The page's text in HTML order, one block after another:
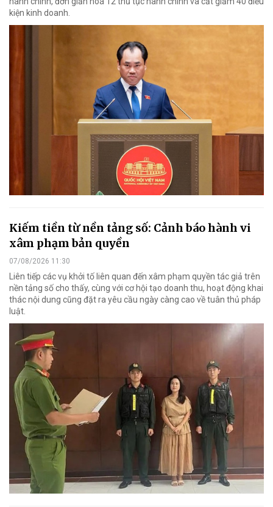
kiện kinh doanh.
Kiếm tiền từ nền tảng số: Cảnh báo hành vi
xâm phạm bản quyền
07/08/2026 11:30
Liên tiếp các vụ khởi tố liên quan đến xâm phạm quyền tác giả trên
nền tảng số cho thấy, cùng với cơ hội tạo doanh thu, hoạt động khai
thác nội dung cũng đặt ra yêu cầu ngày càng cao về tuân thủ pháp
luật.